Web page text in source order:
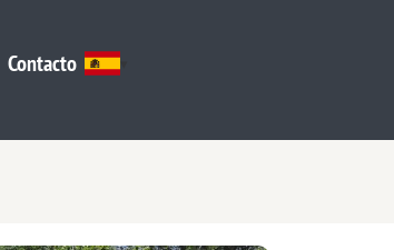
Contacto